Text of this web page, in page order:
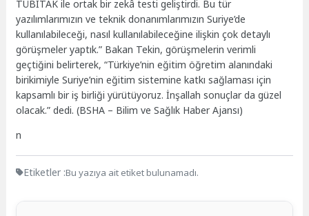
TÜBİTAK ile ortak bir zekâ testi geliştirdi. Bu tür
yazılımlarımızın ve teknik donanımlarımızın Suriye’de
kullanılabileceği, nasıl kullanılabileceğine ilişkin çok detaylı
görüşmeler yaptık.” Bakan Tekin, görüşmelerin verimli
geçtiğini belirterek, “Türkiye’nin eğitim öğretim alanındaki
birikimiyle Suriye’nin eğitim sistemine katkı sağlaması için
kapsamlı bir iş birliği yürütüyoruz. İnşallah sonuçlar da güzel
olacak.” dedi. (BSHA – Bilim ve Sağlık Haber Ajansı)
n
Etiketler :Bu yazıya ait etiket bulunamadı.